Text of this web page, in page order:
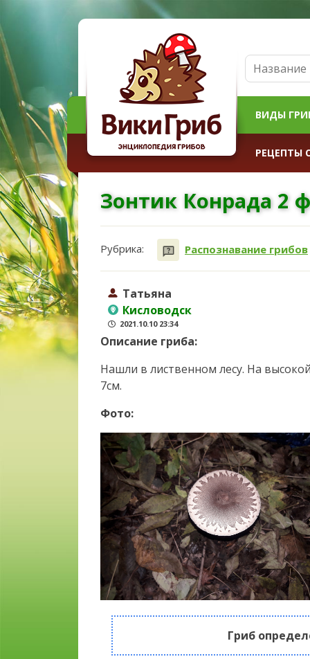
ВИДЫ
РЕЦЕПТЫ
Зонтик Конрада 2
Рубрика: Распознавание грибов
Татьяна
Кисловодск
2021.10.10 23:34
Описание гриба:
Нашли в лиственном лесу. На
7см.
Фото:
Гриб